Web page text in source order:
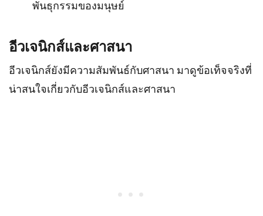
พันธุกรรมของมนุษย์
อีวเจนิกส์และศาสนา
อีวเจนิกส์ยังมีความสัมพันธ์กับศาสนา มาดูข้อเท็จจริงที่
น่าสนใจเกี่ยวกับอีวเจนิกส์และศาสนา